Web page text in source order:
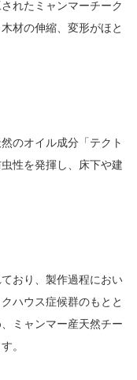
れたミャンマーチーク
材の伸縮、変形がほと
のオイル成分「テクト
性を発揮し、床下や建
おり、製作過程におい
ハウス症候群のもとと
ミャンマー産天然チー
。